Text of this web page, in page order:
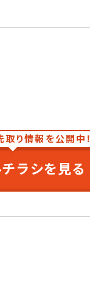
り情報を公開中！
ラシを見る